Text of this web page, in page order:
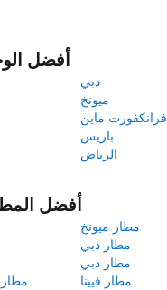
أفضل
دبي
ميونخ
فرانكفورت ماين
باريس
الرياض
أفضل
مطار ميونخ
مطار دبي
مطار دبي
مطار فيينا